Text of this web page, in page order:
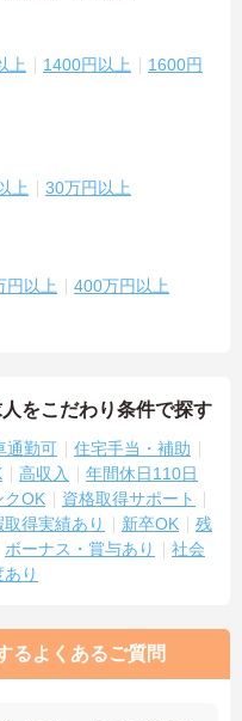
上 1400円以上
1600円
上 30万円以上
円以上 400万円以上
をこだわり条件で探す
通勤可
住宅手当・補助
高収入
年間休日110日
クOK
資格取得サポート
得実績あり 新卒OK
残
ボーナス・賞与あり
社会
り
るよくあるご質問